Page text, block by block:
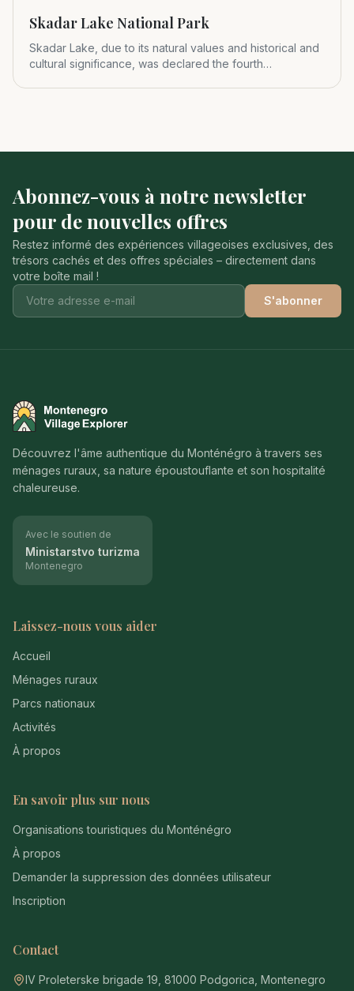
Skadar Lake National Park
Skadar Lake, due to its natural values and historical and
cultural significance, was declared the fourth
Abonnez-vous à notre newsletter
pour de nouvelles offres
Restez informé des expériences villageoises exclusives, des
trésors cachés et des offres spéciales – directement dans
votre boîte mail !
S'abonner
Montenegro Village Explorer
Découvrez l'âme authentique du Monténégro à travers ses
ménages ruraux, sa nature époustouflante et son hospitalité
chaleureuse.
Avec le soutien de
Ministarstvo turizma
Montenegro
Laissez-nous vous aider
Accueil
Ménages ruraux
Parcs nationaux
Activités
À propos
En savoir plus sur nous
Organisations touristiques du Monténégro
À propos
Demander la suppression des données utilisateur
Inscription
Contact
IV Proleterske brigade 19, 81000 Podgorica, Montenegro